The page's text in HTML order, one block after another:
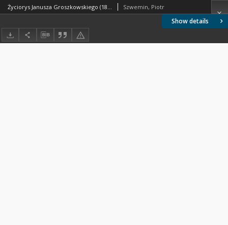
Show details
Życiorys Janusza Groszkowskiego (1898-1984) Szwemin, Piotr